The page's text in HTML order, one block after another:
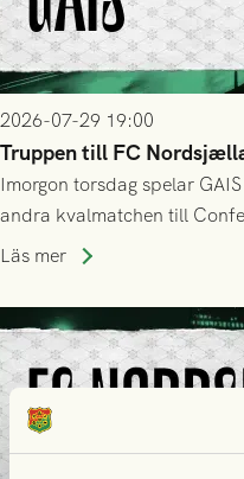
2026-07-29 19:00
Truppen till FC
Imorgon torsdag spelar
andra kvalmatchen till
Park! Fredrik Holmberg och
Läs mer